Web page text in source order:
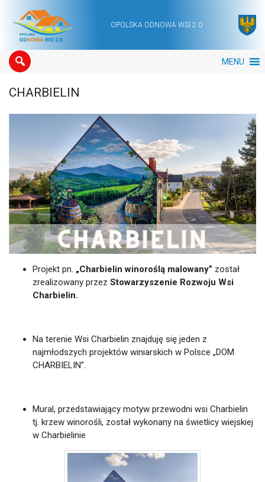
Main NavigationOPOLSKA ODNOWA WSI 2.0
MENU
CHARBIELIN
Projekt pn. „Charbielin winoroślą malowany” został
zrealizowany przez Stowarzyszenie Rozwoju Wsi
Charbielin.
Na terenie Wsi Charbielin znajduję się jeden z
najmłodszych projektów winiarskich w Polsce „DOM
CHARBIELIN”.
Mural, przedstawiający motyw przewodni wsi Charbielin
tj. krzew winorośli, został wykonany na świetlicy wiejskiej
w Charbielinie